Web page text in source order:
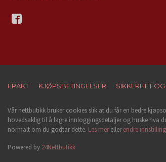
FRAKT KJØPSBETINGELSER SIKKERHET
Vår nettbutikk bruker cookies slik at du får en bedre
hovedsaklig til å lagre innloggingsdetaljer og huske hva
normalt om du godtar dette. Les merellerendre
Powered by 24Nettbutikk